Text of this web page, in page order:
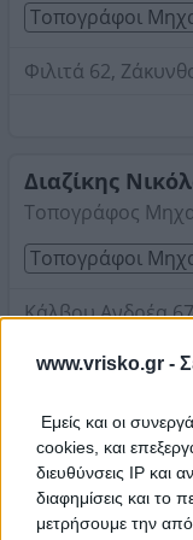
www.vrisko.gr -
Εμείς και οι
cookies, και
διευθύνσεις IP και
διαφημίσεις και το
μετρήσουμε την
Τοπογράφοι
Φιλιτά 62,
Διαζίκης
Τοπογράφος
Τοπογράφοι
Κάλβου Ανδρέα
Τηλέφωνο:
Μαρούδας
Τοπογράφος
Τοπογράφοι